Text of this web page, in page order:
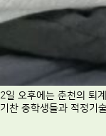
2일 오후에는 춘천의 퇴
기찬 중학생들과 적정기